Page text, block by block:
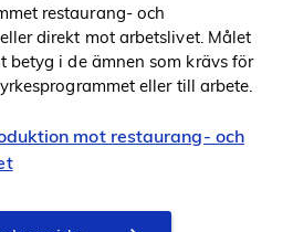
restaurang- och
direkt mot arbetslivet. Målet
betyg i de ämnen som krävs för
eller till arbete.
mot restaurang- och